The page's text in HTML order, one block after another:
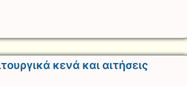
κενά και αιτήσεις